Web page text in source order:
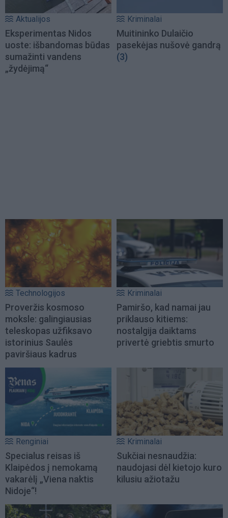
Aktualijos
Eksperimentas Nidos
uoste: išbandomas būdas
sumažinti vandens
„žydėjimą“
Kriminalai
Muitininko Dulaičio
pasekėjas nušovė gandrą
(3)
Technologijos
Proveržis kosmoso
moksle: galingiausias
teleskopas užfiksavo
istorinius Saulės
paviršiaus kadrus
Kriminalai
Pamiršo, kad namai jau
priklauso kitiems:
nostalgija daiktams
privertė griebtis smurto
Renginiai
Specialus reisas iš
Klaipėdos į nemokamą
vakarėlį „Viena naktis
Nidoje“!
Kriminalai
Sukčiai nesnaudžia:
naudojasi dėl kietojo kuro
kilusiu ažiotažu